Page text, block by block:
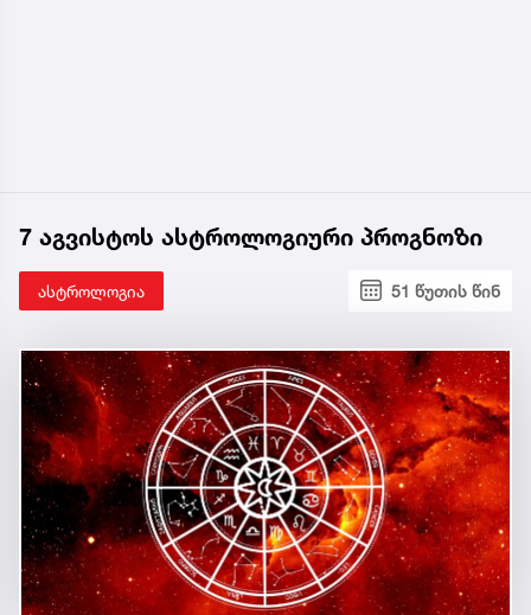
7 აგვისტოს ასტროლოგიური პროგნოზი
ასტროლოგია 51 წუთის წინ